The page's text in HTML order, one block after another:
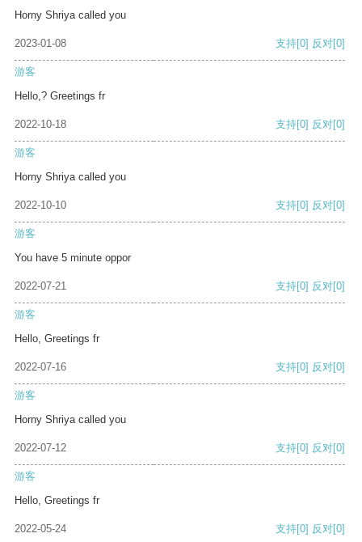
Horny Shriya called you
2023-01-08 支持[0] 反对[0]
游客
Hello,? Greetings fr
2022-10-18 支持[0] 反对[0]
游客
Horny Shriya called you
2022-10-10 支持[0] 反对[0]
游客
You have 5 minute oppor
2022-07-21 支持[0] 反对[0]
游客
Hello, Greetings fr
2022-07-16 支持[0] 反对[0]
游客
Horny Shriya called you
2022-07-12 支持[0] 反对[0]
游客
Hello, Greetings fr
2022-05-24 支持[0] 反对[0]